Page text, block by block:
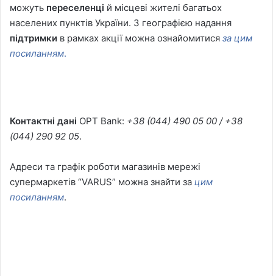
можуть переселенці й місцеві жителі багатьох
населених пунктів України. З географією надання
підтримки в рамках акції можна ознайомитися за цим
посиланням.
Контактні дані OPT Bank: +38 (044) 490 05 00 / +38
(044) 290 92 05.
Адреси та графік роботи магазинів мережі
супермаркетів “VARUS” можна знайти за цим
посиланням.